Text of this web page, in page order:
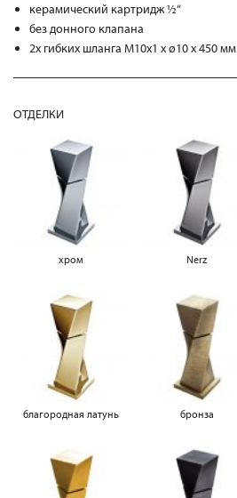
керамический картридж ½“
без донного клапана
2х гибких шланга M10x1 x ø10 x 450 мм
ОТДЕЛКИ
хром Nerz
благородная латунь бронза